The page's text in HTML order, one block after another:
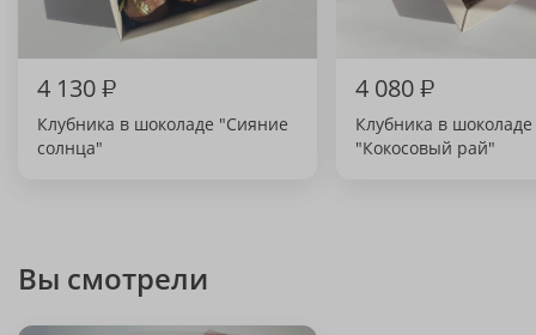
4 130₽
Клубника в шоколаде "Сияние
солнца"
4 080₽
Клубника в шоколаде
"Кокосовый рай"
Вы смотрели